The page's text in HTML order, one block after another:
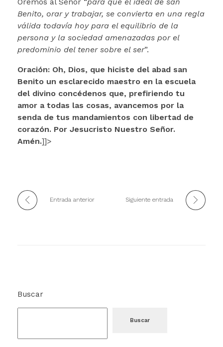
Benito, orar y trabajar, se convierta en una regla
válida todavía hoy para el equilibrio de la
persona y la sociedad amenazadas por el
predominio del tener sobre el ser”.
Oración: Oh, Dios, que hiciste del abad san
Benito un esclarecido maestro en la escuela
del divino concédenos que, prefiriendo tu
amor a todas las cosas, avancemos por la
senda de tus mandamientos con libertad de
corazón. Por Jesucristo Nuestro Señor.
Amén.]]>
Entrada anterior Siguiente entrada
Buscar
Buscar